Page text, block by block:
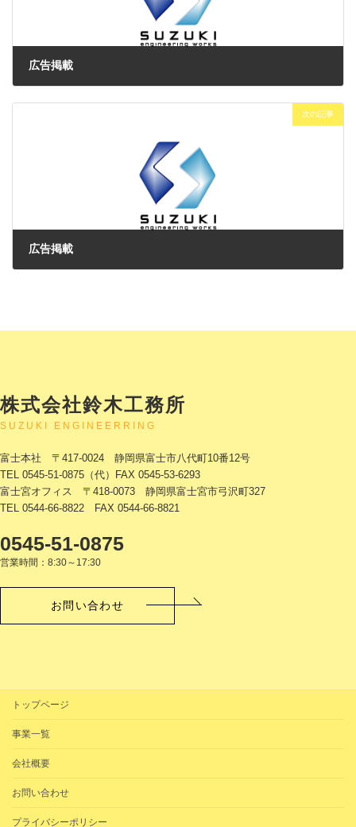
広告掲載
次の記事
広告掲載
株式会社鈴木工務所
SUZUKI ENGINEERRING
富士本社 〒417-0024 静岡県富士市八代町10番12号
TEL 0545-51-0875（代）FAX 0545-53-6293
富士宮オフィス 〒418-0073 静岡県富士宮市弓沢町327
TEL 0544-66-8822 FAX 0544-66-8821
0545-51-0875
営業時間：8:30～17:30
お問い合わせ
トップページ
事業一覧
会社概要
お問い合わせ
プライバシーポリシー